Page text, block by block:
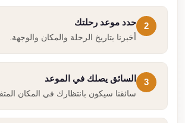
2
حدد موعد رحلتك
أخبرنا بتاريخ الرحلة والمكان والوجهة.
3
السائق يصلك في الموعد
سائقنا سيكون بانتظارك في المكان